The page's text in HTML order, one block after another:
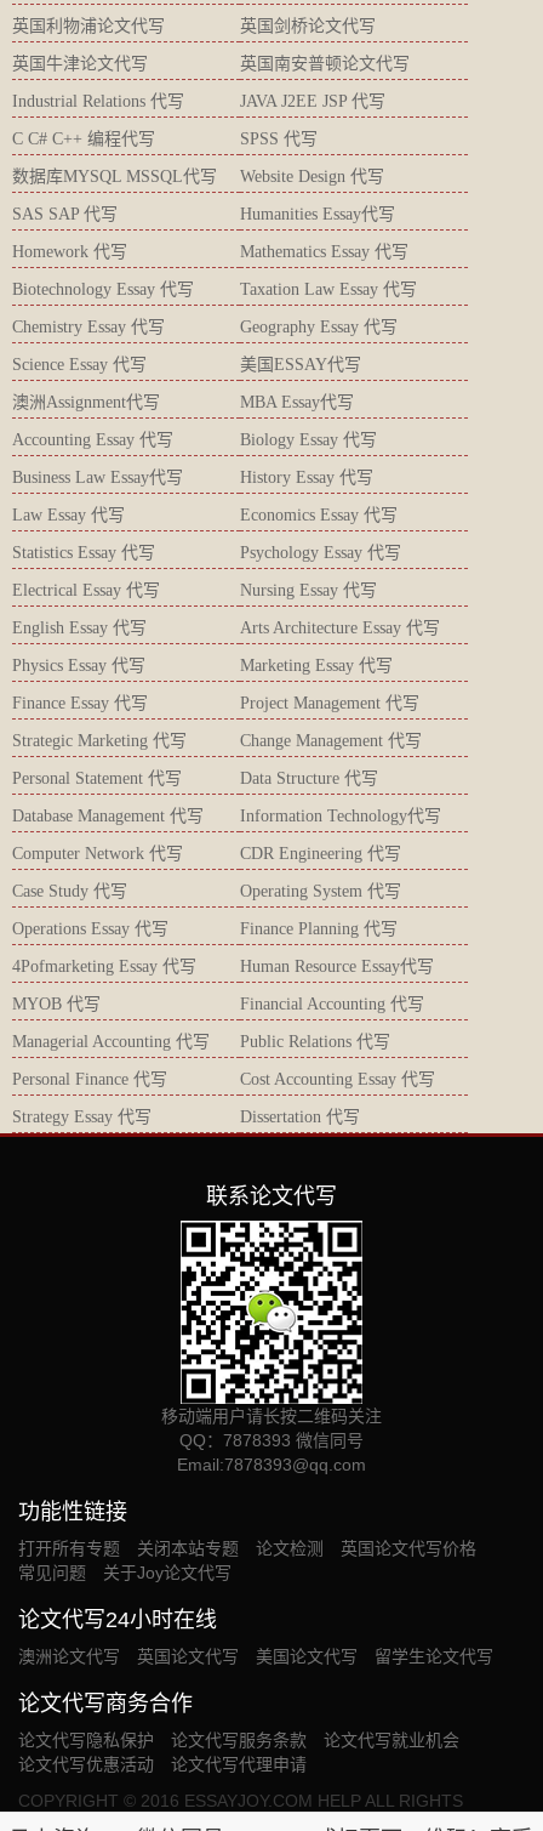
英国利物浦论文代写 英国剑桥论文代写
英国牛津论文代写 英国南安普顿论文代写
Industrial Relations 代写 JAVA J2EE JSP 代写
C C# C++ 编程代写 SPSS 代写
数据库MYSQL MSSQL代写 Website Design 代写
SAS SAP 代写 Humanities Essay代写
Homework 代写 Mathematics Essay 代写
Biotechnology Essay 代写 Taxation Law Essay 代写
Chemistry Essay 代写 Geography Essay 代写
Science Essay 代写 美国ESSAY代写
澳洲Assignment代写 MBA Essay代写
Accounting Essay 代写 Biology Essay 代写
Business Law Essay代写 History Essay 代写
Law Essay 代写 Economics Essay 代写
Statistics Essay 代写 Psychology Essay 代写
Electrical Essay 代写 Nursing Essay 代写
English Essay 代写 Arts Architecture Essay 代写
Physics Essay 代写 Marketing Essay 代写
Finance Essay 代写 Project Management 代写
Strategic Marketing 代写 Change Management 代写
Personal Statement 代写 Data Structure 代写
Database Management 代写 Information Technology代写
Computer Network 代写 CDR Engineering 代写
Case Study 代写 Operating System 代写
Operations Essay 代写 Finance Planning 代写
4Pofmarketing Essay 代写 Human Resource Essay代写
MYOB 代写 Financial Accounting 代写
Managerial Accounting 代写 Public Relations 代写
Personal Finance 代写 Cost Accounting Essay 代写
Strategy Essay 代写 Dissertation 代写
联系论文代写
移动端用户请长按二维码关注
QQ：7878393 微信同号
Email:7878393@qq.com
功能性链接
打开所有专题 关闭本站专题 论文检测
英国论文代写价格
常见问题
关于Joy论文代写
论文代写24小时在线
澳洲论文代写 英国论文代写 美国论文代写 留学生论文代写
论文代写商务合作
论文代写隐私保护 论文代写服务条款
论文代写就业机会
论文代写优惠活动
论文代写代理申请
COPYRIGHT © 2016 ESSAYJOY.COM HELP ALL RIGHTS
RESERVED. OUR SERVICE PROVIDED WILL BE USED SOLELY